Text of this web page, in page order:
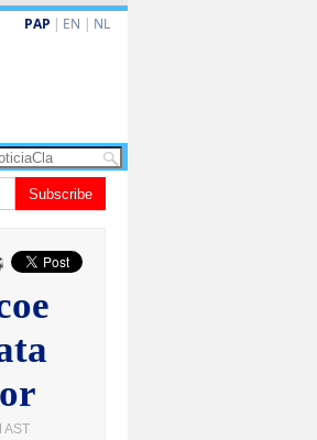
PAP | EN | NL
miyon ta duna Riu Palace Aruba un impulso
Subscribe
AST